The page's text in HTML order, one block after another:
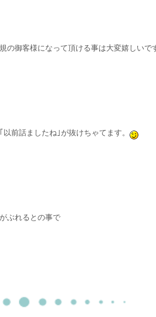
御客様になって頂ける事は大変嬉しいで
前話ましたね｣が抜けちゃてます。
ぶれるとの事で